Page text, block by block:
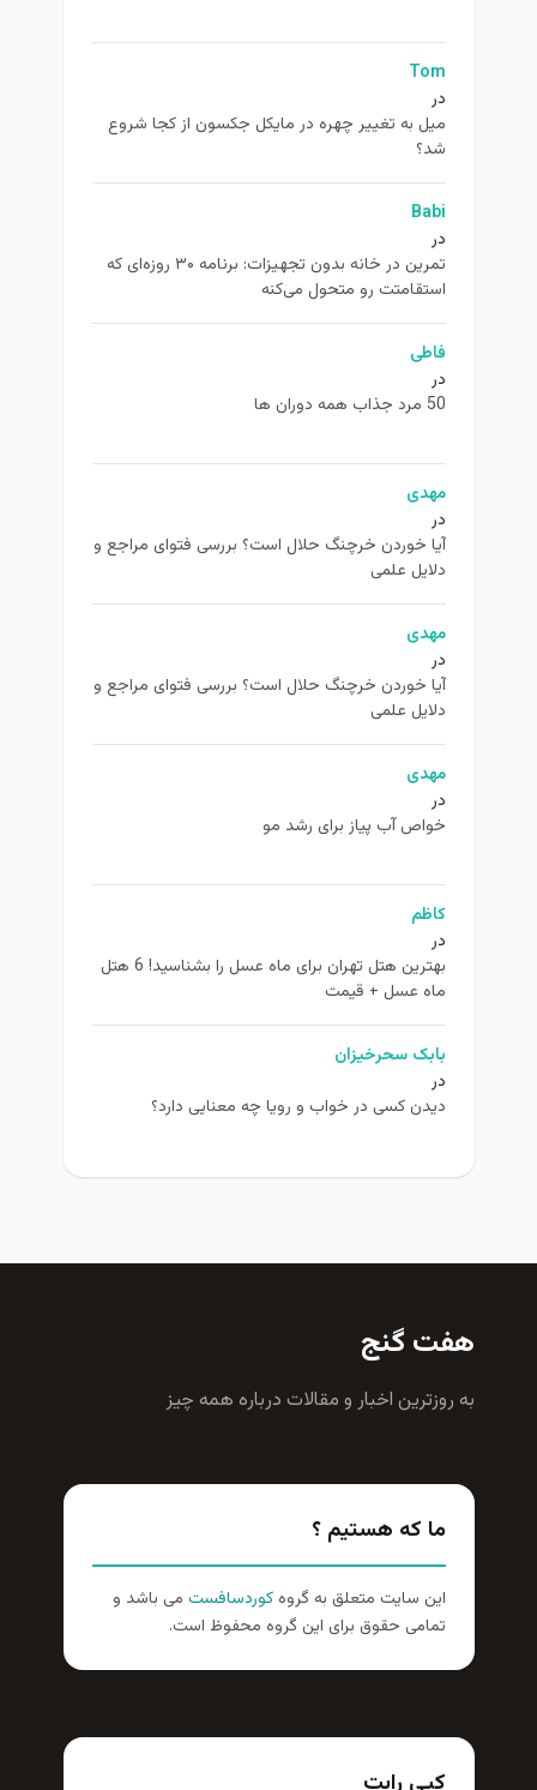
Tom
در
ميل به تغيير چهره در مایکل جکسون از كجا شروع
شد؟
Babi
در
تمرین در خانه بدون تجهیزات: برنامه ۳۰ روزه‌ای که
استقامتت رو متحول می‌کنه
فاطی
در
50 مرد جذاب همه دوران ها
مهدی
در
آیا خوردن خرچنگ حلال است؟ بررسی فتوای مراجع و
دلایل علمی
مهدی
در
آیا خوردن خرچنگ حلال است؟ بررسی فتوای مراجع و
دلایل علمی
مهدی
در
خواص آب پیاز برای رشد مو
کاظم
در
بهترین هتل تهران برای ماه عسل را بشناسید! 6 هتل
ماه عسل + قیمت
بابک سحرخیزان
در
دیدن کسی در خواب و رویا چه معنایی دارد؟
هفت گنج
به روزترين اخبار و مقالات درباره همه چيز
ما که هستیم ؟
این سایت متعلق به گروه کوردسافست می باشد و
تمامی حقوق برای این گروه محفوظ است.